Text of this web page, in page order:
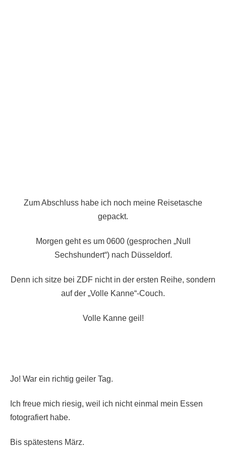
Zum Abschluss habe ich noch meine Reisetasche
gepackt.
Morgen geht es um 0600 (gesprochen „Null
Sechshundert“) nach Düsseldorf.
Denn ich sitze bei ZDF nicht in der ersten Reihe, sondern
auf der „Volle Kanne“-Couch.
Volle Kanne geil!
Jo! War ein richtig geiler Tag.
Ich freue mich riesig, weil ich nicht einmal mein Essen
fotografiert habe.
Bis spätestens März.